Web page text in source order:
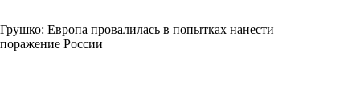
Грушко: Европа провалилась в попытках нанести
поражение России